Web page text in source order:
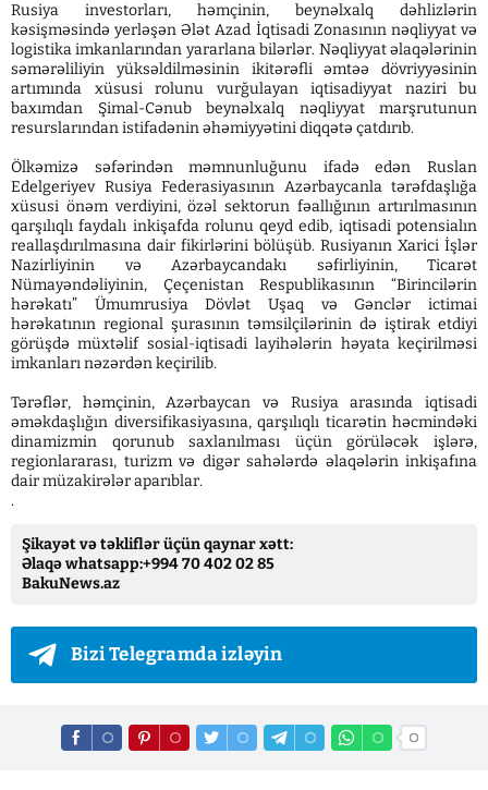
Rusiya investorları, həmçinin, beynəlxalq dəhlizlərin
kəsişməsində yerləşən Ələt Azad İqtisadi Zonasının nəqliyyat və
logistika imkanlarından yararlana bilərlər. Nəqliyyat əlaqələrinin
səmərəliliyin yüksəldilməsinin ikitərəfli əmtəə dövriyyəsinin
artımında xüsusi rolunu vurğulayan iqtisadiyyat naziri bu
baxımdan Şimal-Cənub beynəlxalq nəqliyyat marşrutunun
resurslarından istifadənin əhəmiyyətini diqqətə çatdırıb.
Ölkəmizə səfərindən məmnunluğunu ifadə edən Ruslan
Edelgeriyev Rusiya Federasiyasının Azərbaycanla tərəfdaşlığa
xüsusi önəm verdiyini, özəl sektorun fəallığının artırılmasının
qarşılıqlı faydalı inkişafda rolunu qeyd edib, iqtisadi potensialın
reallaşdırılmasına dair fikirlərini bölüşüb. Rusiyanın Xarici İşlər
Nazirliyinin və Azərbaycandakı səfirliyinin, Ticarət
Nümayəndəliyinin, Çeçenistan Respublikasının “Birincilərin
hərəkatı” Ümumrusiya Dövlət Uşaq və Gənclər ictimai
hərəkatının regional şurasının təmsilçilərinin də iştirak etdiyi
görüşdə müxtəlif sosial-iqtisadi layihələrin həyata keçirilməsi
imkanları nəzərdən keçirilib.
Tərəflər, həmçinin, Azərbaycan və Rusiya arasında iqtisadi
əməkdaşlığın diversifikasiyasına, qarşılıqlı ticarətin həcmindəki
dinamizmin qorunub saxlanılması üçün görüləcək işlərə,
regionlararası, turizm və digər sahələrdə əlaqələrin inkişafına
dair müzakirələr aparıblar.
.
Şikayət və təkliflər üçün qaynar xətt:
Əlaqə whatsapp:+994 70 402 02 85
BakuNews.az
Bizi Telegramda izləyin